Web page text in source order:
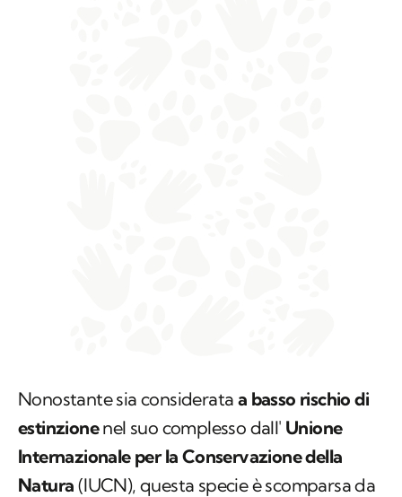
Nonostante sia considerata a basso rischio di
estinzionenel suo complesso dall' Unione
Internazionale per la Conservazione della
Natura (IUCN), questa specie è scomparsa da